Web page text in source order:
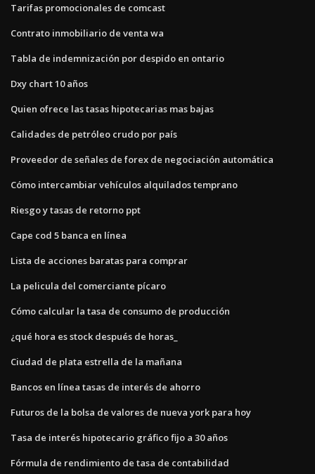
Tarifas promocionales de comcast
Contrato inmobiliario de venta wa
Tabla de indemnización por despido en ontario
Dxy chart 10 años
Quien ofrece las tasas hipotecarias mas bajas
Calidades de petróleo crudo por país
Proveedor de señales de forex de negociación automática
Cómo intercambiar vehículos alquilados temprano
Riesgo y tasas de retorno ppt
Cape cod 5 banca en línea
Lista de acciones baratas para comprar
La pelicula del comerciante pícaro
Cómo calcular la tasa de consumo de producción
¿qué hora es stock después de horas_
Ciudad de plata estrella de la mañana
Bancos en línea tasas de interés de ahorro
Futuros de la bolsa de valores de nueva york para hoy
Tasa de interés hipotecario gráfico fijo a 30 años
Fórmula de rendimiento de tasa de contabilidad